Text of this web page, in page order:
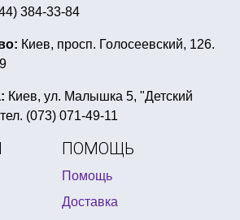
святого патрика
купить
вечеринки
купить
казино одежда
384-33-84
Киев, просп. Голосеевский, 126.
Киев, ул. Малышка 5, "Детский
(073) 071-49-11
ПОМОЩЬ
Помощь
Доставка